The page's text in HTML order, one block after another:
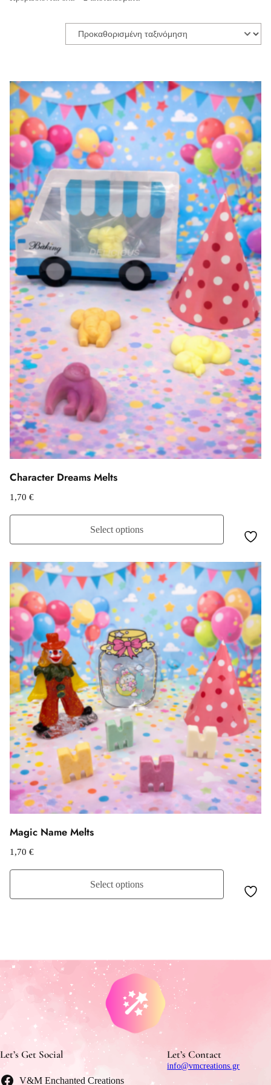
Character Dreams Melts
1,70 €
Select options
Magic Name Melts
1,70 €
Select options
Let’s Get Social
V&M Enchanted Creations
Let’s Contact
info@vmcreations.gr